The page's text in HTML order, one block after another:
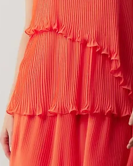
VT DEBORA